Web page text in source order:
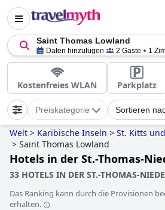
Saint Thomas Lowland
Daten hinzufügen 2 Gäste 1
Kostenfreies WLAN Parkplatz
Preiskategorie Sortieren
Welt > Karibische Inseln > St. Kitts
> Saint Thomas Lowland
Hotels in der St.-Thomas-
33 HOTELS IN DER ST.-THOMAS-
Das Ranking kann durch die Provisionen
erhalten.